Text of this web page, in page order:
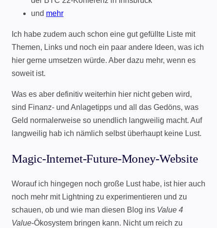
und mehr
Ich habe zudem auch schon eine gut gefüllte Liste mit
Themen, Links und noch ein paar andere Ideen, was ich
hier gerne umsetzen würde. Aber dazu mehr, wenn es
soweit ist.
Was es aber definitiv weiterhin hier nicht geben wird,
sind Finanz- und Anlagetipps und all das Gedöns, was
Geld normalerweise so unendlich langweilig macht. Auf
langweilig hab ich nämlich selbst überhaupt keine Lust.
Magic-Internet-Future-Money-Website
Worauf ich hingegen noch große Lust habe, ist hier auch
noch mehr mit Lightning zu experimentieren und zu
schauen, ob und wie man diesen Blog ins Value 4
Value-Ökosystem bringen kann. Nicht um reich zu